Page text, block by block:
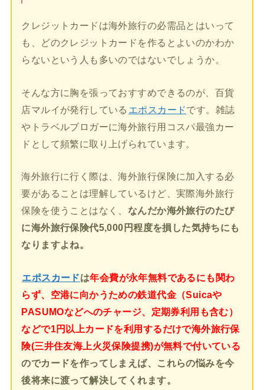
クレジットカードは海外旅行の必需品とはいって
も、どのクレジットカードを作るとよいのかわか
らないという人も多いのではないでしょうか。
そんな方に胸を張っておすすめできるのが、百貨
店マルイが発行している エポスカードです。雑誌
やトラベルブロガーに海外旅行用コスパ最強カー
ドとして頻繁に取り上げられています。
海外旅行に行く際は、海外旅行保険に加入する必
要があることは理解しているけど、実際海外旅行
保険を使うことはなく、 なんだか海外旅行のたび
に海外旅行保険代5,000円程度を損した気持ちにも
なりますよね。
エポスカードは年会費が永年無料であるにも関わ
らず、空港に向かうための鉄道代金（Suicaや
PASUMOなどへのチャージ、定期券利用も含む）
などで1円以上カードを利用するだけで海外旅行保
険(三井住友海上火災保険提携)が無料で付いている
のでカードを作ってしまえば、これらの悩みを今
後将来に渡って解決してくれます。